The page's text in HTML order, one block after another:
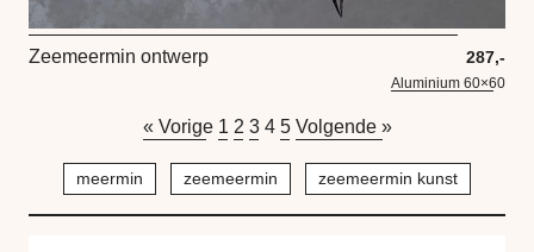
Zeemeermin ontwerp 287,-
Aluminium 60×60
« Vorige 1 2 3 4 5 Volgende »
meermin zeemeermin zeemeermin kunst